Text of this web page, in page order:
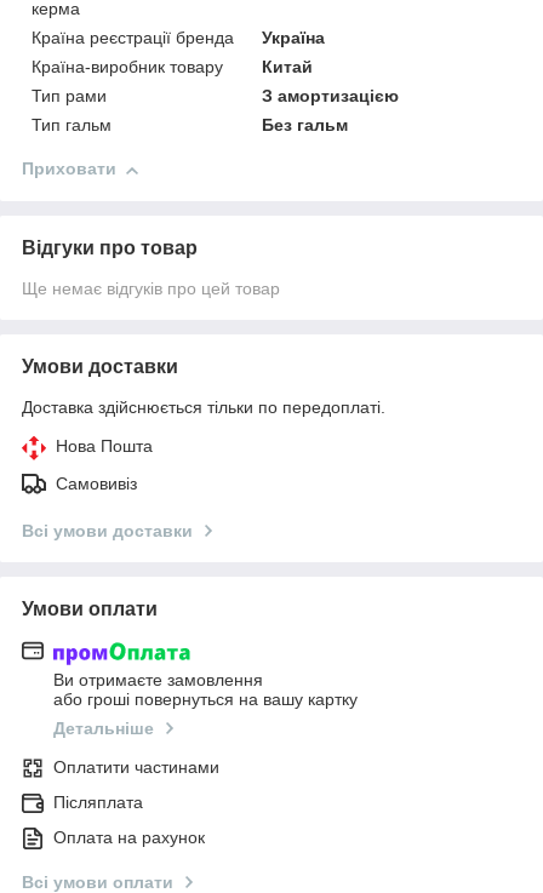
керма
Країна реєстрації бренда
Україна
Країна-виробник товару
Китай
Тип рами
З амортизацією
Тип гальм
Без гальм
Приховати
Відгуки про товар
Ще немає відгуків про цей товар
Умови доставки
Доставка здійснюється тільки по передоплаті.
Нова Пошта
Самовивіз
Всі умови доставки
Умови оплати
Ви отримаєте замовлення
або гроші повернуться на вашу картку
Детальніше
Оплатити частинами
Післяплата
Оплата на рахунок
Всі умови оплати